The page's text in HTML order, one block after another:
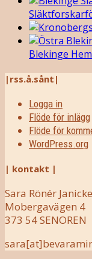
Blekinge
|rss.å.sånt|
Logga in
Flöde för inlägg
Flöde för
WordPress.org
| kontakt |
Sara Rönér Janicke
Mobergavägen 4
373 54 SENOREN